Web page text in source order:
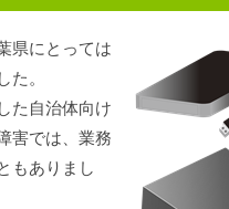
県にとっては
た。
た自治体向け
害では、業務
もありまし